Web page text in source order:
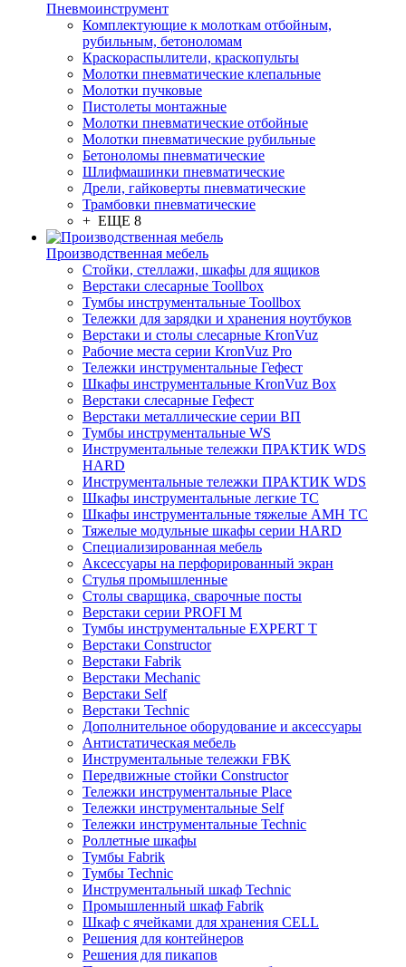
Пневмоинструмент
Комплектующие к молоткам отбойным,
рубильным, бетоноломам
Краскораспылители, краскопульты
Молотки пневматические клепальные
Молотки пучковые
Пистолеты монтажные
Молотки пневматические отбойные
Молотки пневматические рубильные
Бетоноломы пневматические
Шлифмашинки пневматические
Дрели, гайковерты пневматические
Трамбовки пневматические
+ ЕЩЕ 8
Производственная мебель
Стойки, стеллажи, шкафы для ящиков
Верстаки слесарные Toollbox
Тумбы инструментальные Toollbox
Тележки для зарядки и хранения ноутбуков
Верстаки и столы слесарные KronVuz
Рабочие места серии KronVuz Pro
Тележки инструментальные Гефест
Шкафы инструментальные KronVuz Box
Верстаки слесарные Гефест
Верстаки металлические серии ВП
Тумбы инструментальные WS
Инструментальные тележки ПРАКТИК WDS
HARD
Инструментальные тележки ПРАКТИК WDS
Шкафы инструментальные легкие ТС
Шкафы инструментальные тяжелые AMH TC
Тяжелые модульные шкафы серии HARD
Cпециализированная мебель
Аксессуары на перфорированный экран
Стулья промышленные
Столы сварщика, сварочные посты
Верстаки серии PROFI M
Тумбы инструментальные EXPERT T
Верстаки Constructor
Верстаки Fabrik
Верстаки Mechanic
Верстаки Self
Верстаки Technic
Дополнительное оборудование и аксессуары
Антистатическая мебель
Инструментальные тележки FBK
Передвижные стойки Constructor
Тележки инструментальные Place
Тележки инструментальные Self
Тележки инструментальные Technic
Роллетные шкафы
Тумбы Fabrik
Тумбы Technic
Инструментальный шкаф Technic
Промышленный шкаф Fabrik
Шкаф с ячейками для хранения CELL
Решения для контейнеров
Решения для пикапов